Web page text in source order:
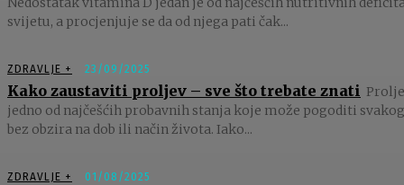
svijetu, a procjenjuje se da od njega pati čak...
ZDRAVLJE + 23/09/2025
Kako zaustaviti proljev – sve što trebate znati
jedno od najčešćih probavnih stanja koje može pogoditi
bez obzira na dob ili način života. Iako...
ZDRAVLJE + 01/08/2025